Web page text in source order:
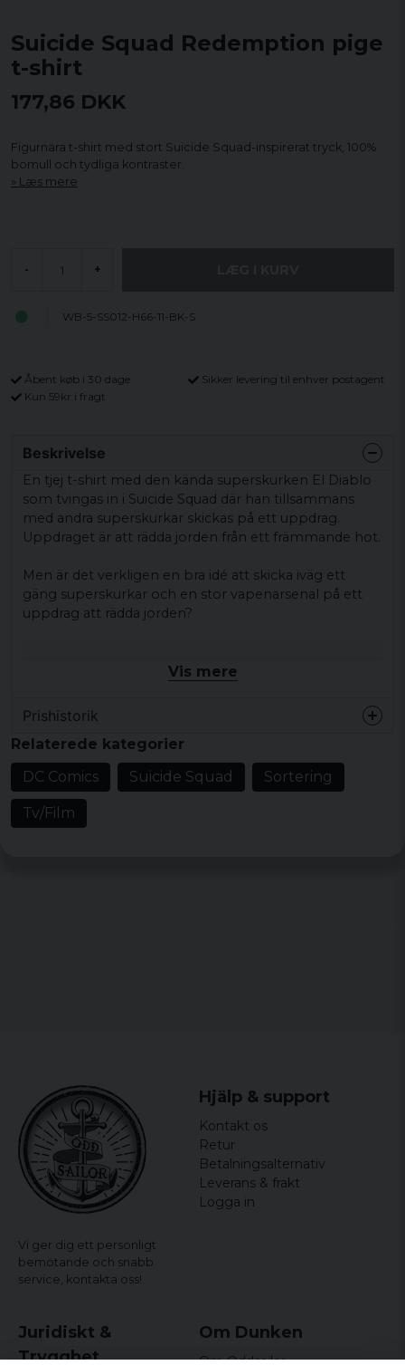
Suicide Squad Redemption pige
t-shirt
177,86 DKK
Figurnära t-shirt med stort Suicide Squad-inspirerat tryck, 100%
bomull och tydliga kontraster.
Læs mere
- +
WB-5-SS012-H66-11-BK-S
Åbent køb i 30 dage
Sikker levering til enhver postagent
Kun 59kr i fragt
Beskrivelse
En tjej t-shirt med den kända superskurken El Diablo
som tvingas in i Suicide Squad där han tillsammans
med andra superskurkar skickas på ett uppdrag.
Uppdraget är att rädda jorden från ett främmande hot.
Men är det verkligen en bra idé att skicka iväg ett
gäng superskurkar och en stor vapenarsenal på ett
uppdrag att rädda jorden?
Vis mere
Prishistorik
Relaterede kategorier
DC Comics
Suicide Squad Sortering
Tv/Film
Vi ger dig ett personligt
bemötande och snabb
service, kontakta oss!
Hjälp & support
Kontakt os
Retur
Betalningsalternativ
Leverans & frakt
Logga in
Juridiskt &
Trygghet
Om Dunken
Om Oddsailor